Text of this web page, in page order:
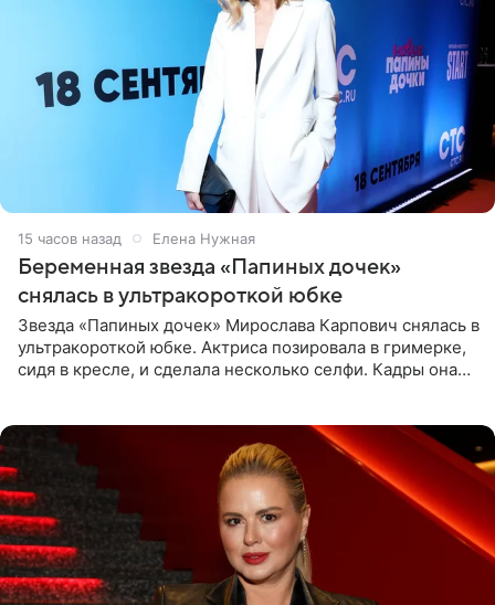
15 часов назад Елена Нужная
Беременная звезда «Папиных дочек»
снялась в ультракороткой юбке
Звезда «Папиных дочек» Мирослава Карпович снялась в
ультракороткой юбке. Актриса позировала в гримерке,
сидя в кресле, и сделала несколько селфи. Кадры она